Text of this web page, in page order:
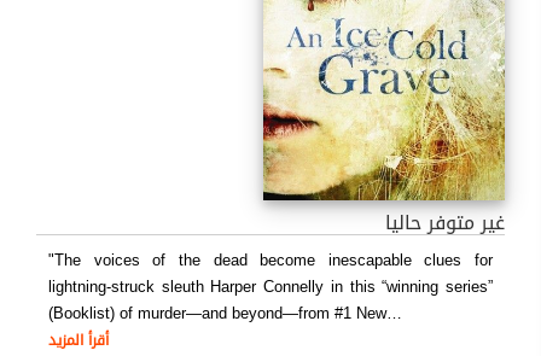
غير متوفر حاليا
"The voices of the dead become inescapable clues for
lightning-struck sleuth Harper Connelly in this “winning series”
(Booklist) of murder—and beyond—from #1 New…
أقرأ المزيد